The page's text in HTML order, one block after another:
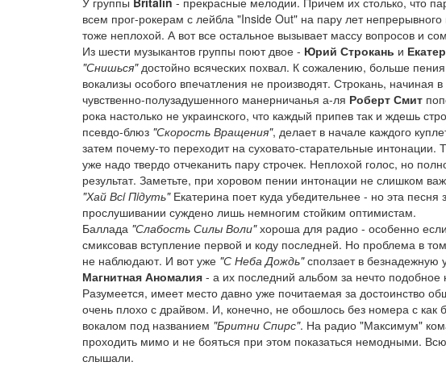
всем прог-рокерам с лейбла "Inside Out" на пару лет
тоже неплохой. А вот все остальное вызывает массу вопросов и
Из шести музыкантов группы поют двое - Юрий Строкань и
"Снишься"достойно всяческих похвал. К сожалению, больше
вокализы особого впечатления не производят. Строкань,
чувственно-полузадушенного манерничанья а-ля Роберт Смит
рока настолько не украинского, что каждый припев так и ждешь
псевдо-блюз "Скорость Вращения", делает в начале каждого
затем почему-то переходит на суховато-старательные
уже надо твердо отчеканить пару строчек. Неплохой голос, но
результат. Заметьте, при хоровом пении интонации не слишком
"Хай Всi Пiдуть"Екатерина поет куда убедительнее - но эта
прослушивании суждено лишь немногим стойким оптимистам.
Баллада "Слабость Силы Воли"хороша для радио - особенно
смиксовав вступление первой и коду последней. Но проблема в
не наблюдают. И вот уже "С Неба Дождь"сползает в безнадежную
Магнитная Аномалия - а их последний альбом за нечто подобное
Разумеется, имеет место давно уже почитаемая за достоинство
очень плохо с драйвом. И, конечно, не обошлось без номера с
вокалом под названием "Бритни Спирс". На радио "Максимум"
проходить мимо и не бояться при этом показаться немодными. Всю
слышали.